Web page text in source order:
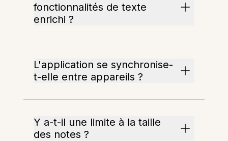
fonctionnalités de texte
enrichi ?
L'application se synchronise-
t-elle entre appareils ?
Y a-t-il une limite à la taille
des notes ?